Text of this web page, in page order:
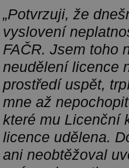
„Potvrzuji, že
vyslovení
FAČR. Jsem toho
neudělení licence
prostředí uspět,
mne až
které mu Licenční
licence udělena.
ani neobtěžoval